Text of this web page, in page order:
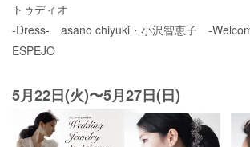
トゥディオ
-Dress- asano chiyuki ・小沢智恵子 -
ESPEJO
5月22日(火)〜5月27日(日)